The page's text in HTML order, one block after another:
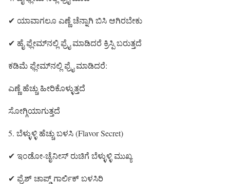
✔ ಯಾವಾಗಲೂ ಎಣ್ಣೆ ಚೆನ್ನಾಗಿ ಬಿಸಿ ಆಗಿರಬೇಕು
✔ ಹೈ ಫ್ಲೇಮ್‌ನಲ್ಲಿ ಫ್ರೈ ಮಾಡಿದರೆ ಕ್ರಿಸ್ಪಿ ಬರುತ್ತದೆ
ಕಡಿಮೆ ಫ್ಲೇಮ್‌ನಲ್ಲಿ ಫ್ರೈ ಮಾಡಿದರೆ:
ಎಣ್ಣೆ ಹೆಚ್ಚು ಹೀರಿಕೊಳ್ಳುತ್ತದೆ
ಸೋಗ್ಗಿಯಾಗುತ್ತದೆ
5. ಬೆಳ್ಳುಳ್ಳಿ ಹೆಚ್ಚು ಬಳಸಿ (Flavor Secret)
✔ ಇಂಡೋ-ಚೈನೀಸ್ ರುಚಿಗೆ ಬೆಳ್ಳುಳ್ಳಿ ಮುಖ್ಯ
✔ ಫ್ರೆಶ್ ಚಾಪ್ಡ್ ಗಾರ್ಲಿಕ್ ಬಳಸಿರಿ